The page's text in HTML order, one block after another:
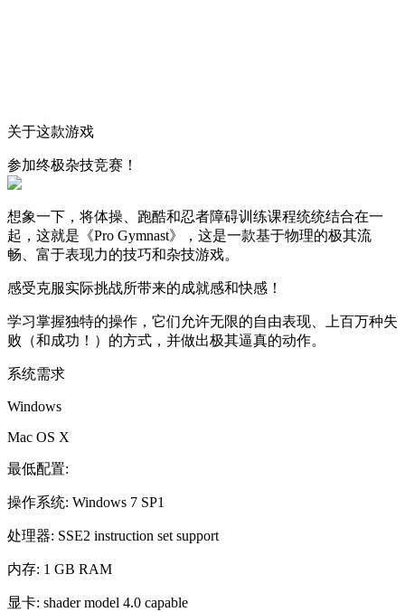
关于这款游戏
参加终极杂技竞赛！
想象一下，将体操、跑酷和忍者障碍训练课程统统结合在一
起，这就是《Pro Gymnast》，这是一款基于物理的极其流
畅、富于表现力的技巧和杂技游戏。
感受克服实际挑战所带来的成就感和快感！
学习掌握独特的操作，它们允许无限的自由表现、上百万种失
败（和成功！）的方式，并做出极其逼真的动作。
系统需求
Windows
Mac OS X
最低配置:
操作系统: Windows 7 SP1
处理器: SSE2 instruction set support
内存: 1 GB RAM
显卡: shader model 4.0 capable